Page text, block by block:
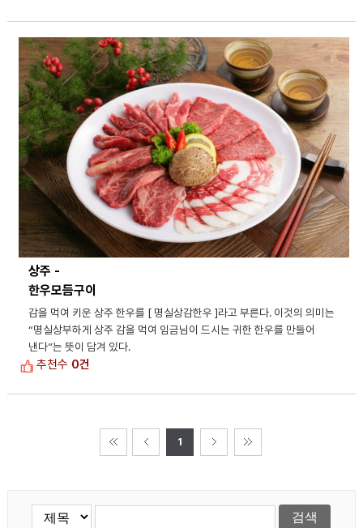
상주 -
한우모듬구이
감을 먹여 키운 상주 한우를 [ 명실상감한우 ]라고 부른다. 이것의 의미는
“명실상부하게 상주 감을 먹여 임금님이 드시는 귀한 한우를 만들어
낸다”는 뜻이 담겨 있다.
추천수 0건
1